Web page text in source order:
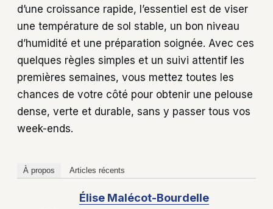
d’une croissance rapide, l’essentiel est de viser
une température de sol stable, un bon niveau
d’humidité et une préparation soignée. Avec ces
quelques règles simples et un suivi attentif les
premières semaines, vous mettez toutes les
chances de votre côté pour obtenir une pelouse
dense, verte et durable, sans y passer tous vos
week-ends.
À propos Articles récents
Élise Malécot-Bourdelle